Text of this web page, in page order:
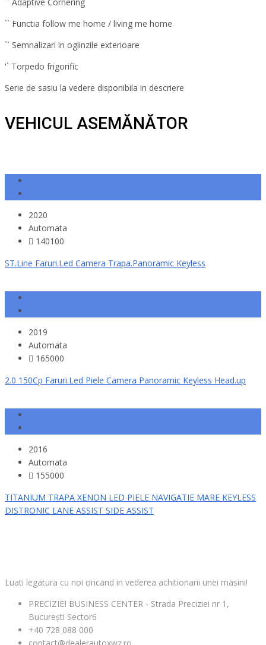
`` Functia follow me home / living me home
`` Semnalizari in oglinzile exterioare
'` Torpedo frigorific
Serie de sasiu la vedere disponibila in descriere
VEHICUL ASEMĂNĂTOR
2020
Automata
140100
ST.Line Faruri.Led Camera Trapa.Panoramic Keyless
2019
Automata
165000
2.0 150Cp Faruri.Led Piele Camera Panoramic Keyless Head.up
2016
Automata
155000
TITANIUM TRAPA XENON LED PIELE NAVIGATIE MARE KEYLESS
DISTRONIC LANE ASSIST SIDE ASSIST
Luati legatura cu noi oricand in vederea achitionarii unei masini!
PRECIZIEI BUSINESS CENTER - Strada Preciziei nr 1,
București Sector6
+40 728 088 000